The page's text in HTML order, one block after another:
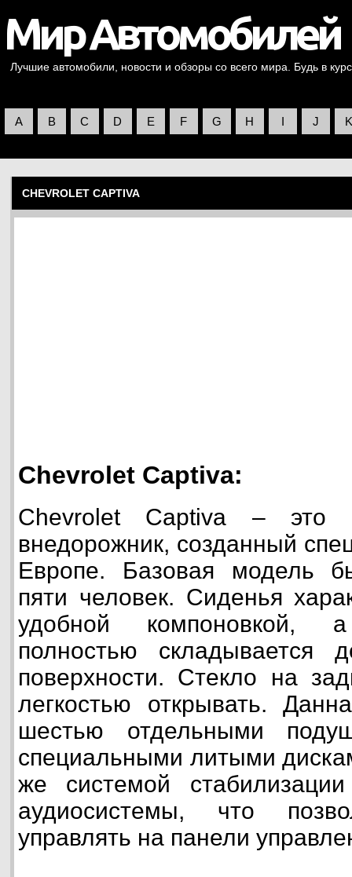
Лучшие автомобили, новости и обзоры со всего мира. Будь в
A B C D E F G H I J K
CHEVROLET CAPTIVA
Chevrolet Captiva:
Chevrolet Captiva – это
внедорожник, созданный
Европе. Базовая модель
пяти человек. Сиденья
удобной компоновкой,
полностью складывается
поверхности. Стекло на
легкостью открывать.
шестью отдельными
специальными литыми
же системой
аудиосистемы, что
управлять на панели